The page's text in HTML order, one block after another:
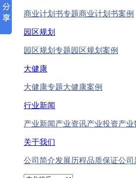
商业计划书专题商业计划书案例
园区规划
园区规划专题园区规划案例
大健康
大健康专题大健康案例
行业新闻
产业新闻产业资讯产业投资产业
关于我们
公司简介发展历程品质保证公司